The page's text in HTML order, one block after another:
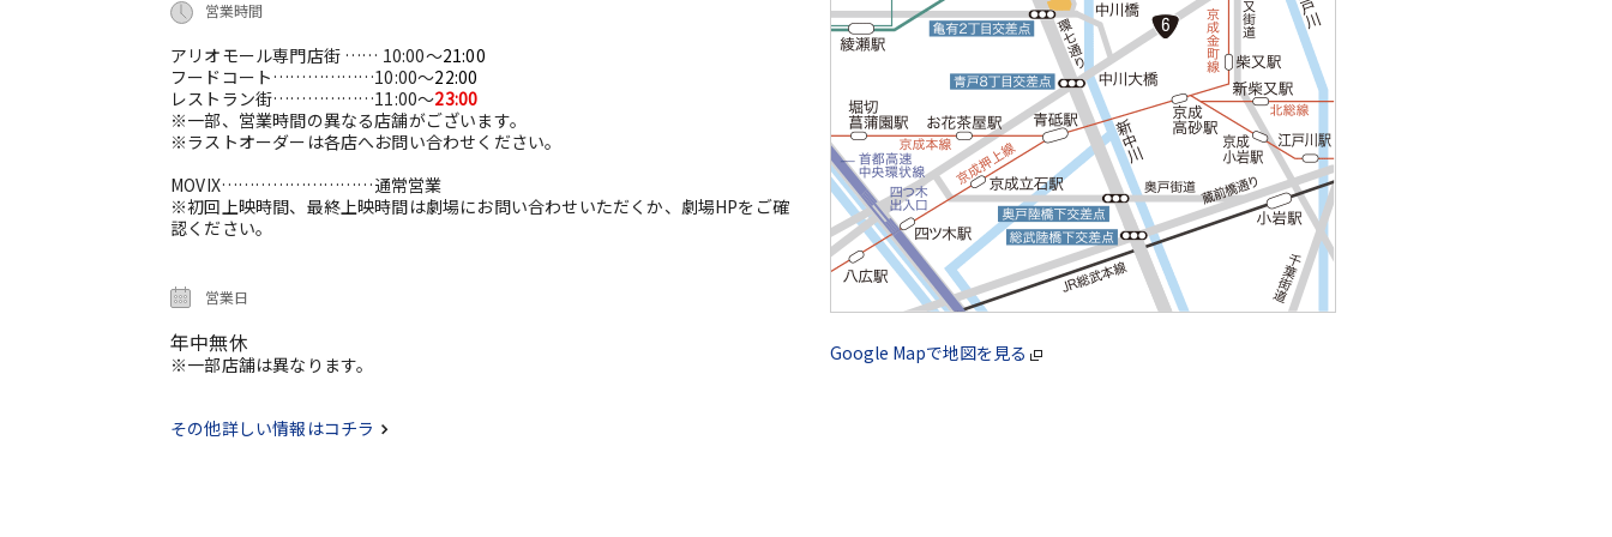
営業時間
アリオモール専門店街 …… 10:00～21:00
フードコート………………10:00～22:00
レストラン街………………11:00～23:00
※一部、営業時間の異なる店舗がございます。
※ラストオーダーは各店へお問い合わせください。
MOVIX………………………通常営業
※初回上映時間、最終上映時間は劇場にお問い合わせいただくか、劇場HPをご確
認ください。
営業日
年中無休
※一部店舗は異なります。
その他詳しい情報はコチラ
Google Mapで地図を見る